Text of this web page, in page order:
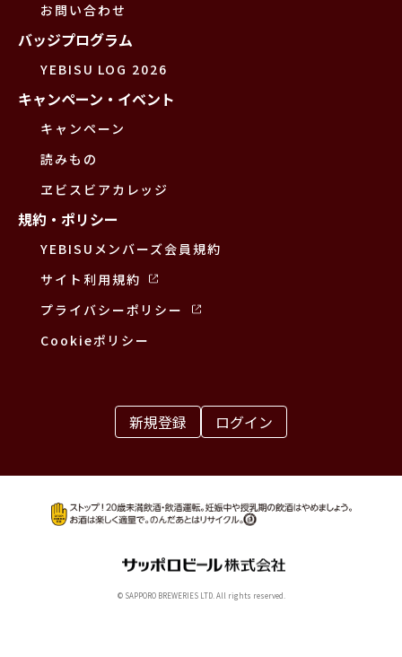
お問い合わせ
バッジプログラム
YEBISU LOG 2026
キャンペーン・イベント
キャンペーン
読みもの
ヱビスビアカレッジ
規約・ポリシー
YEBISUメンバーズ会員規約
サイト利用規約
プライバシーポリシー
Cookieポリシー
新規登録 ログイン
© SAPPORO BREWERIES LTD. All rights reserved.